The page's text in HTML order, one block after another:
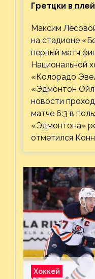
Гретцки в
Максим
на стадионе
первый матч
Национальной
«Колорадо
«Эдмонтон
новости
матче 6:3 в
«Эдмонтона»
отметился
Хоккей